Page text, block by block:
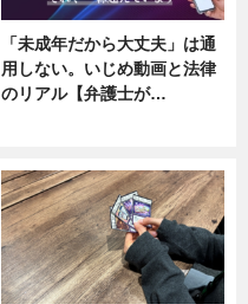
「未成年だから大丈夫」は通
用しない。いじめ動画と法律
のリアル【弁護士が…